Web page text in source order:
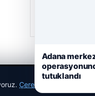
Çerez Politikamız
Adana
tutuklandı